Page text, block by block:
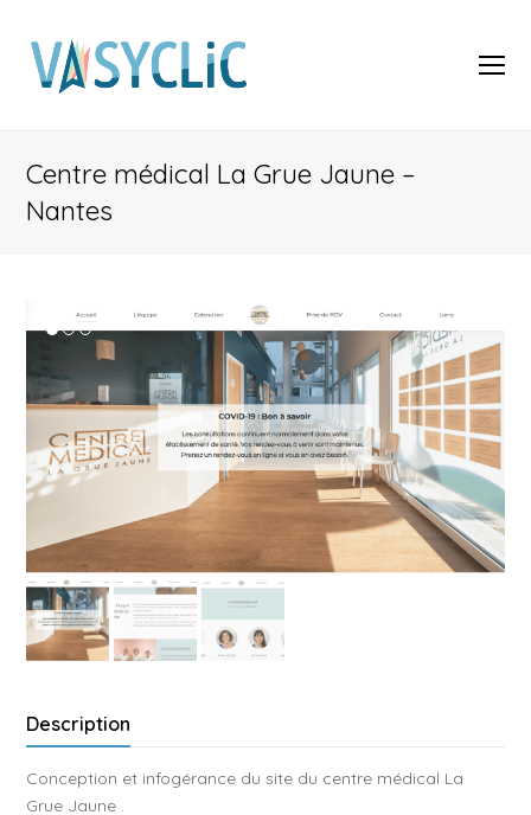
Centre médical La Grue Jaune –
Nantes
Description
Conception et infogérance du site du centre médical La
Grue Jaune .